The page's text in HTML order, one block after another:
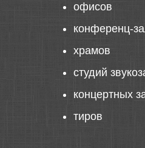
офисов
конференц-
храмов
студий
концертных
тиров